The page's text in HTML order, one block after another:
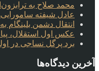
محمد صلاح به
عادل شیفته
انتقال دشمن
عکس اول استقلال،
برد پرگل نساجی در
آخرین دیدگاه‌ها